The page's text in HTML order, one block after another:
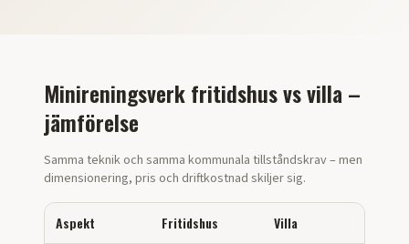
Minireningsverk fritidshus vs villa –
jämförelse
Samma teknik och samma kommunala tillståndskrav – men
dimensionering, pris och driftkostnad skiljer sig.
Aspekt Fritidshus Villa